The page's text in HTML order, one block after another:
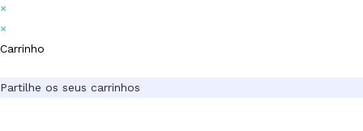
×
×
Carrinho
Partilhe os seus carrinhos